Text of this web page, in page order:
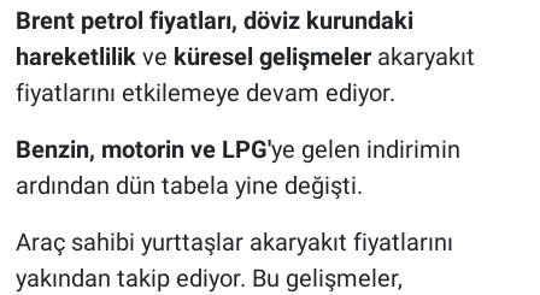
Brent petrol fiyatları, döviz kurundaki
hareketlilikve küresel gelişmelerakaryakıt
fiyatlarını etkilemeye devam ediyor.
Benzin, motorin ve LPG'ye gelen indirimin
ardından dün tabela yine değişti.
Araç sahibi yurttaşlar akaryakıt fiyatlarını
yakından takip ediyor. Bu gelişmeler,